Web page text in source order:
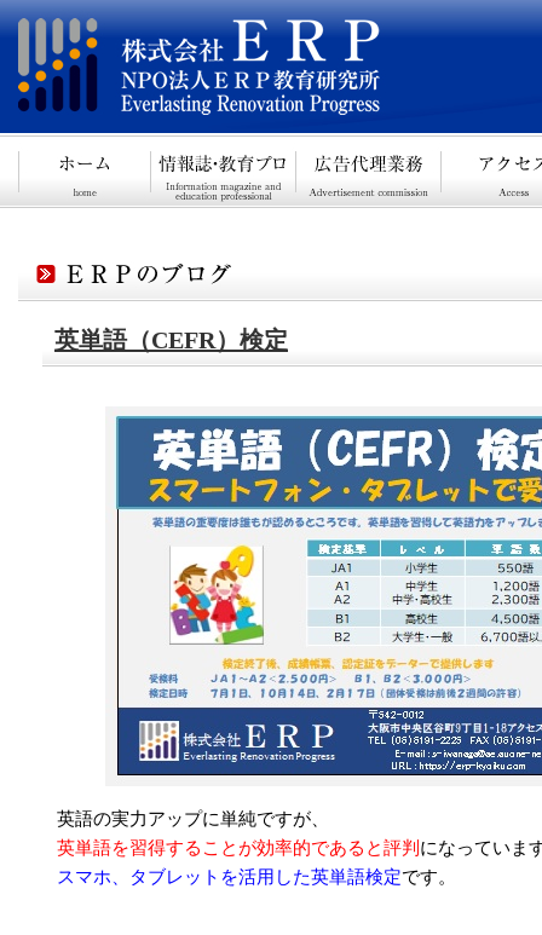
英単語（CEFR）検定
英語の実力アップに単純ですが、
英単語を習得することが効率的であると評判 になっていま
スマホ、タブレットを活用した英単語検定です。